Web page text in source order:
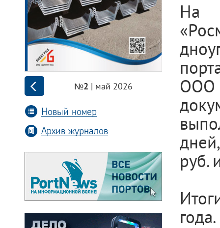
№2 | май 2026
Новый номер
Архив журналов
На
ООО
руб.
года.